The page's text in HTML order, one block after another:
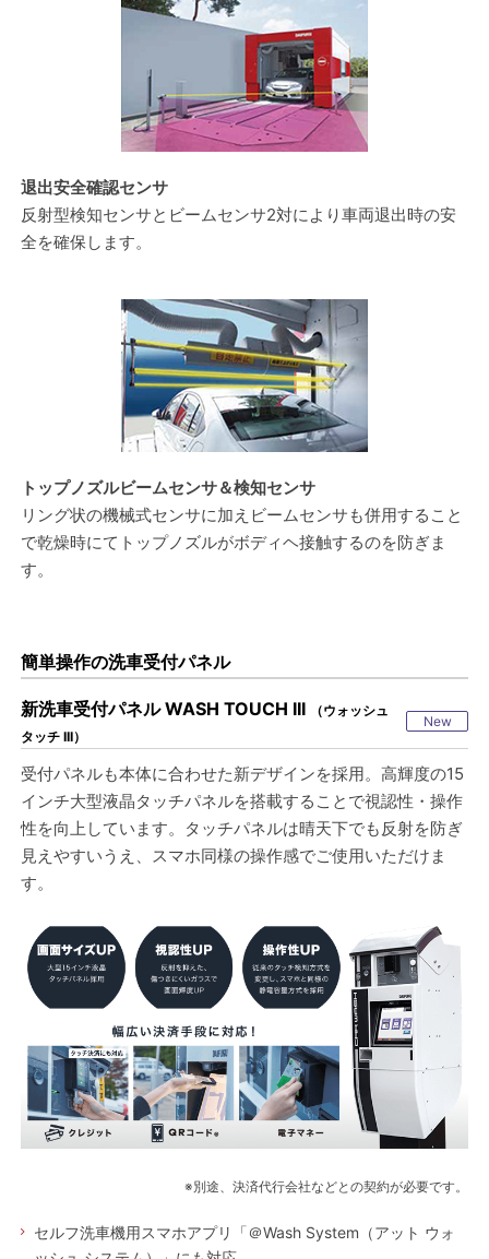
退出安全確認センサ
反射型検知センサとビームセンサ2対により車両退出時の安
全を確保します。
トップノズルビームセンサ＆検知センサ
リング状の機械式センサに加えビームセンサも併用すること
で乾燥時にてトップノズルがボディヘ接触するのを防ぎま
す。
簡単操作の洗車受付パネル
新洗車受付パネル WASH TOUCH III
（ウォッシュ
タッチ III）
New
受付パネルも本体に合わせた新デザインを採用。高輝度の15
インチ大型液晶タッチパネルを搭載することで視認性・操作
性を向上しています。タッチパネルは晴天下でも反射を防ぎ
見えやすいうえ、スマホ同様の操作感でご使用いただけま
す。
※別途、決済代行会社などとの契約が必要です。
セルフ洗車機用スマホアプリ「＠Wash System（アット ウォ